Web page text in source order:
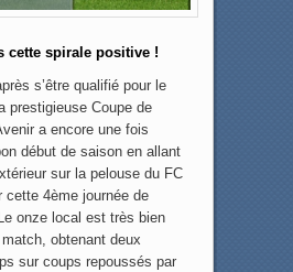
cette spirale positive !
s’être qualifié pour le
prestigieuse Coupe de
a encore une fois
début de saison en allant
sur la pelouse du FC
cette 4ème journée de
onze local est très bien
obtenant deux
sur coups repoussés par